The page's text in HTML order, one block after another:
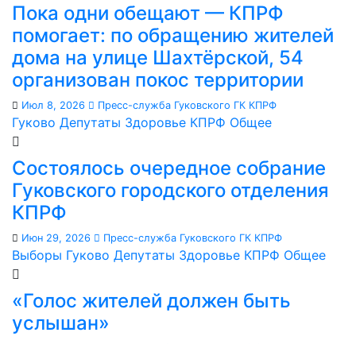
Пока одни обещают — КПРФ
помогает: по обращению жителей
дома на улице Шахтёрской, 54
организован покос территории
Июл 8, 2026 Пресс-служба Гуковского ГК КПРФ
Гуково Депутаты Здоровье КПРФ Общее
Состоялось очередное собрание
Гуковского городского отделения
КПРФ
Июн 29, 2026 Пресс-служба Гуковского ГК КПРФ
Выборы Гуково Депутаты Здоровье КПРФ Общее
«Голос жителей должен быть
услышан»